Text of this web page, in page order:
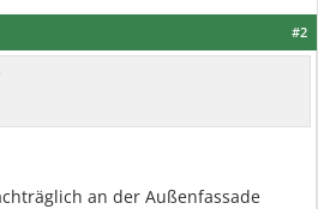
#2
an der Außenfassade